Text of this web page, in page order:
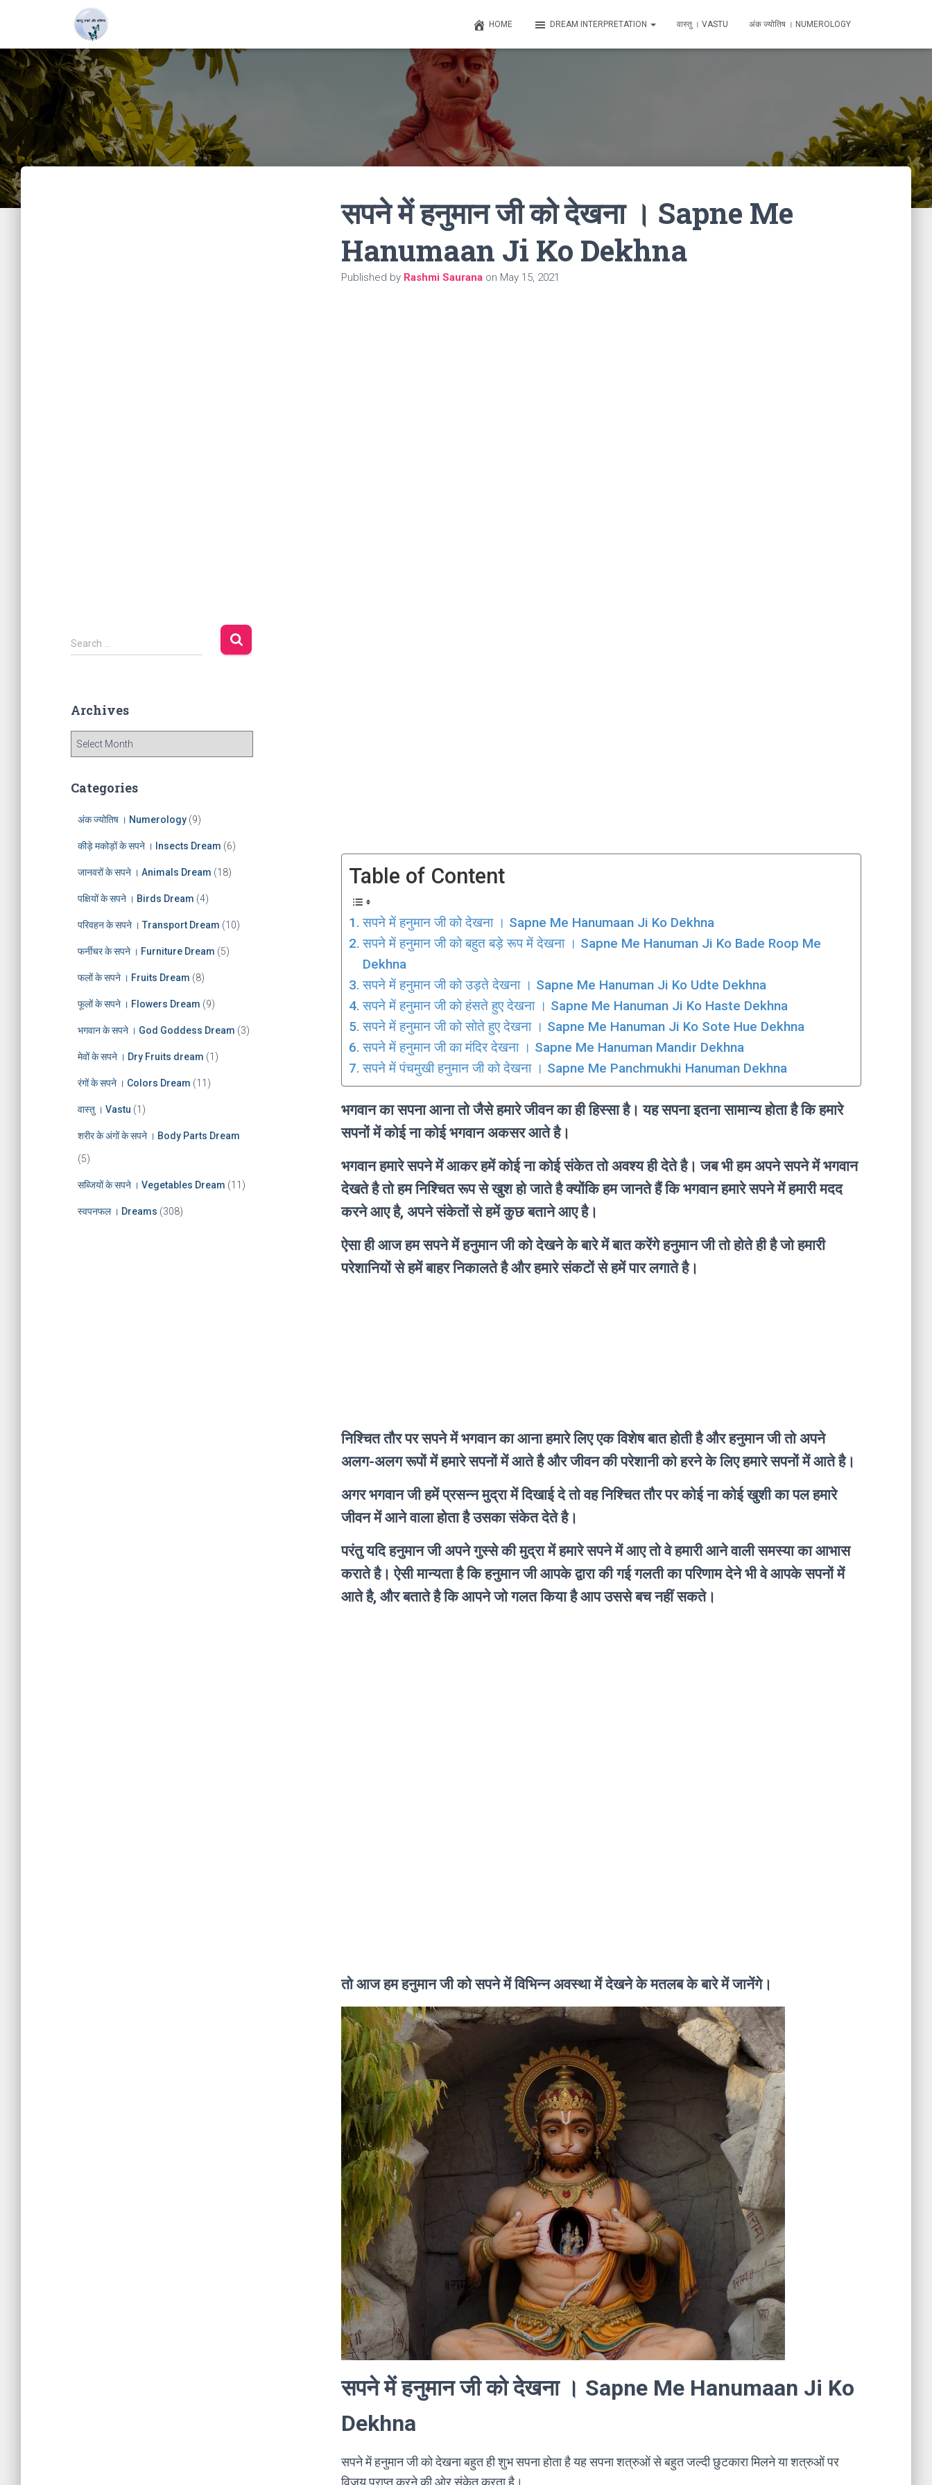
HOME DREAM INTERPRETATION वास्तु । VASTU अंक ज्योतिष । NUMEROLOGY
S
e
h
f
r
Search …
Archives
h
Categories
अंक ज्योतिष । Numerology (9)
कीड़े मकोड़ों के सपने । Insects Dream (6)
जानवरों के सपने । Animals Dream (18)
पक्षियों के सपने । Birds Dream (4)
परिवहन के सपने । Transport Dream (10)
फर्नीचर के सपने । Furniture Dream (5)
फलों के सपने । Fruits Dream (8)
फूलों के सपने । Flowers Dream (9)
भगवान के सपने । God Goddess Dream (3)
मेवों के सपने । Dry Fruits dream (1)
रंगों के सपने । Colors Dream (11)
वास्तु । Vastu (1)
शरीर के अंगों के सपने । Body Parts Dream
(5)
सब्जियों के सपने । Vegetables Dream (11)
स्वपनफल । Dreams (308)
सपने में हनुमान जी को देखना । Sapne Me
Hanumaan Ji Ko Dekhna
Published by Rashmi Saurana on May 15, 2021
Table of Content
सपने में हनुमान जी को देखना । Sapne Me Hanumaan Ji Ko Dekhna
सपने में हनुमान जी को बहुत बड़े रूप में देखना । Sapne Me Hanuman Ji Ko Bade Roop Me
Dekhna
सपने में हनुमान जी को उड़ते देखना । Sapne Me Hanuman Ji Ko Udte Dekhna
सपने में हनुमान जी को हंसते हुए देखना । Sapne Me Hanuman Ji Ko Haste Dekhna
सपने में हनुमान जी को सोते हुए देखना । Sapne Me Hanuman Ji Ko Sote Hue Dekhna
सपने में हनुमान जी का मंदिर देखना । Sapne Me Hanuman Mandir Dekhna
सपने में पंचमुखी हनुमान जी को देखना । Sapne Me Panchmukhi Hanuman Dekhna
भगवान का सपना आना तो जैसे हमारे जीवन का ही हिस्सा है। यह सपना इतना सामान्य होता है कि हमारे
सपनों में कोई ना कोई भगवान अकसर आते है।
भगवान हमारे सपने में आकर हमें कोई ना कोई संकेत तो अवश्य ही देते है। जब भी हम अपने सपने में भगवान
देखते है तो हम निश्चित रूप से खुश हो जाते है क्योंकि हम जानते हैं कि भगवान हमारे सपने में हमारी मदद
करने आए है, अपने संकेतों से हमें कुछ बताने आए है।
ऐसा ही आज हम सपने में हनुमान जी को देखने के बारे में बात करेंगे हनुमान जी तो होते ही है जो हमारी
परेशानियों से हमें बाहर निकालते है और हमारे संकटों से हमें पार लगाते है।
निश्चित तौर पर सपने में भगवान का आना हमारे लिए एक विशेष बात होती है और हनुमान जी तो अपने
अलग-अलग रूपों में हमारे सपनों में आते है और जीवन की परेशानी को हरने के लिए हमारे सपनों में आते है।
अगर भगवान जी हमें प्रसन्न मुद्रा में दिखाई दे तो वह निश्चित तौर पर कोई ना कोई खुशी का पल हमारे
जीवन में आने वाला होता है उसका संकेत देते है।
परंतु यदि हनुमान जी अपने गुस्से की मुद्रा में हमारे सपने में आए तो वे हमारी आने वाली समस्या का आभास
कराते है। ऐसी मान्यता है कि हनुमान जी आपके द्वारा की गई गलती का परिणाम देने भी वे आपके सपनों में
आते है, और बताते है कि आपने जो गलत किया है आप उससे बच नहीं सकते।
तो आज हम हनुमान जी को सपने में विभिन्न अवस्था में देखने के मतलब के बारे में जानेंगे।
सपने में हनुमान जी को देखना । Sapne Me Hanumaan Ji Ko
Dekhna
सपने में हनुमान जी को देखना बहुत ही शुभ सपना होता है यह सपना शत्रुओं से बहुत जल्दी छुटकारा मिलने या शत्रुओं पर
विजय प्राप्त करने की ओर संकेत करता है।